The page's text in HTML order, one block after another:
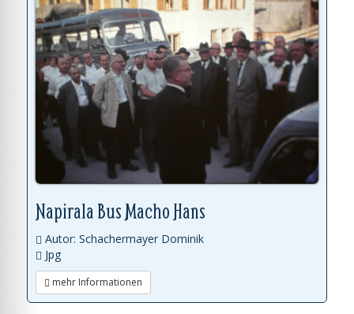
Napirala Bus Macho Hans
Autor: Schachermayer Dominik
Jpg
mehr Informationen